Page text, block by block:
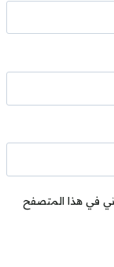
في هذا المتصفح